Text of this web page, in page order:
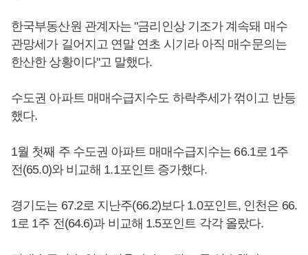
한국부동산원 관계자는 "금리인상 기조가 계속돼 매수
관망세가 길어지고 연말 연초 시기라 아직 매수문의는
한산한 상황이다"고 말했다.
수도권 아파트 매매수급지수도 하락추세가 꺾이고 반등
했다.
1월 첫째 주 수도권 아파트 매매수급지수는 66.1로 1주
전(65.0)와 비교해 1.1포인트 증가했다.
경기도는 67.2로 지난주(66.2)보다 1.0포인트, 인천은 66.
1로 1주 전(64.6)과 비교해 1.5포인트 각각 올랐다.